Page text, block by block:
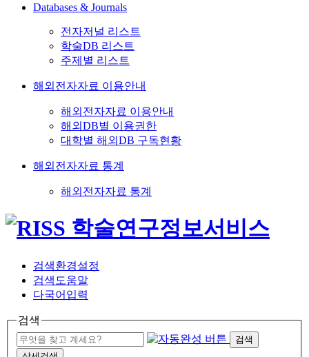
Databases & Journals
전자저널 리스트
학술DB 리스트
주제별 리스트
해외전자자료 이용안내
해외전자자료 이용안내
해외DB별 이용권한
대학별 해외DB 구독현황
해외전자자료 통계
해외전자자료 통계
검색환경설정
검색도움말
다국어입력
검색
검색